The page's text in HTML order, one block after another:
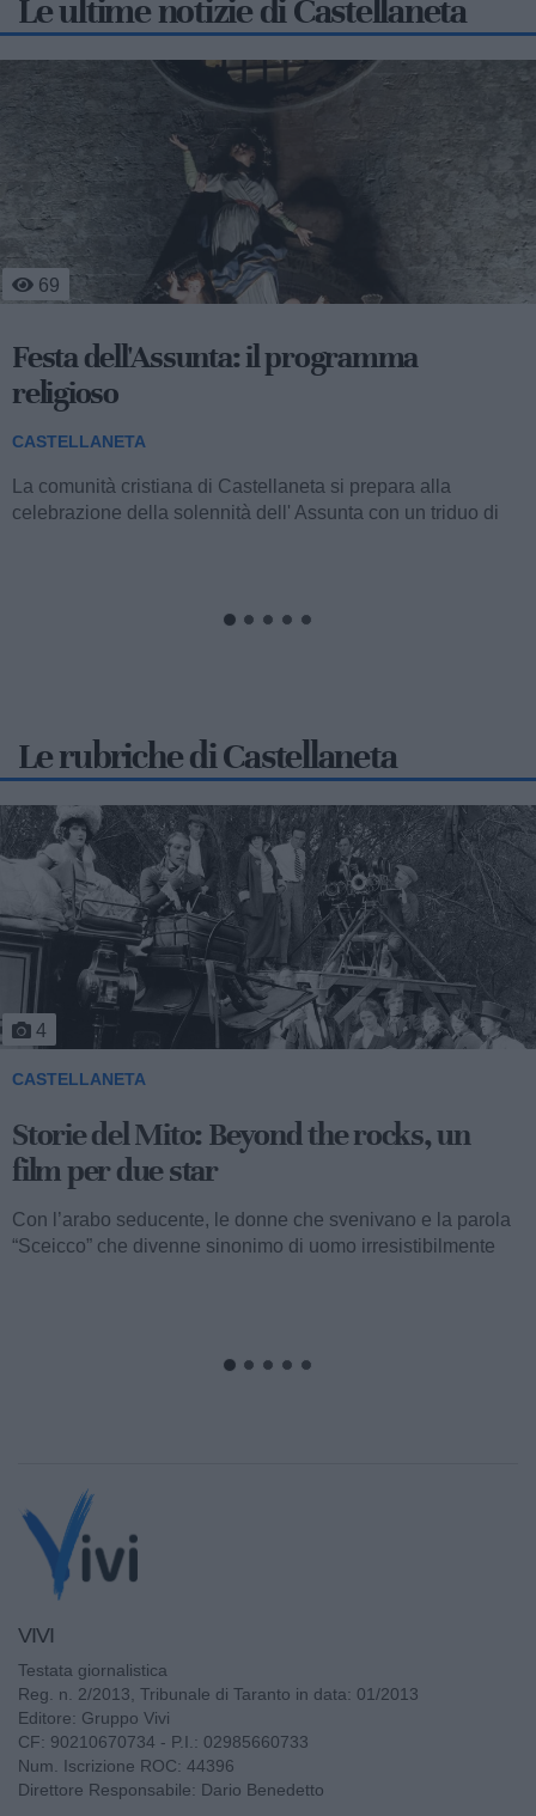
Le ultime notizie di Castellaneta
170
Centro storico in festa per san Domenico
tra celebrazioni religiose, sport e musica
popolare
CASTELLANETA
La comunità della parrocchia San Domenico di Castellaneta
Le rubriche di Castellaneta
5
CASTELLANETA
Storie del Mito: Uno sceicco esuberante
Valentino fu consacrato attore internazionale, come abbiamo
visto, con il film “I quattro cavalieri dell’Apocalisse”. Così
cominciava...
VIVI
Testata giornalistica
Reg. n. 2/2013, Tribunale di Taranto in data: 01/2013
Editore: Gruppo Vivi
CF: 90210670734 - P.I.: 02985660733
Num. Iscrizione ROC: 44396
Direttore Responsabile: Dario Benedetto